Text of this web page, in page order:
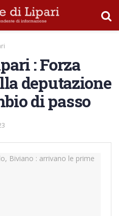
: Forza
deputazione
di passo